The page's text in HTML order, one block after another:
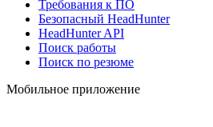
Требования к ПО
Безопасный HeadHunter
HeadHunter API
Поиск работы
Поиск по резюме
Мобильное приложение